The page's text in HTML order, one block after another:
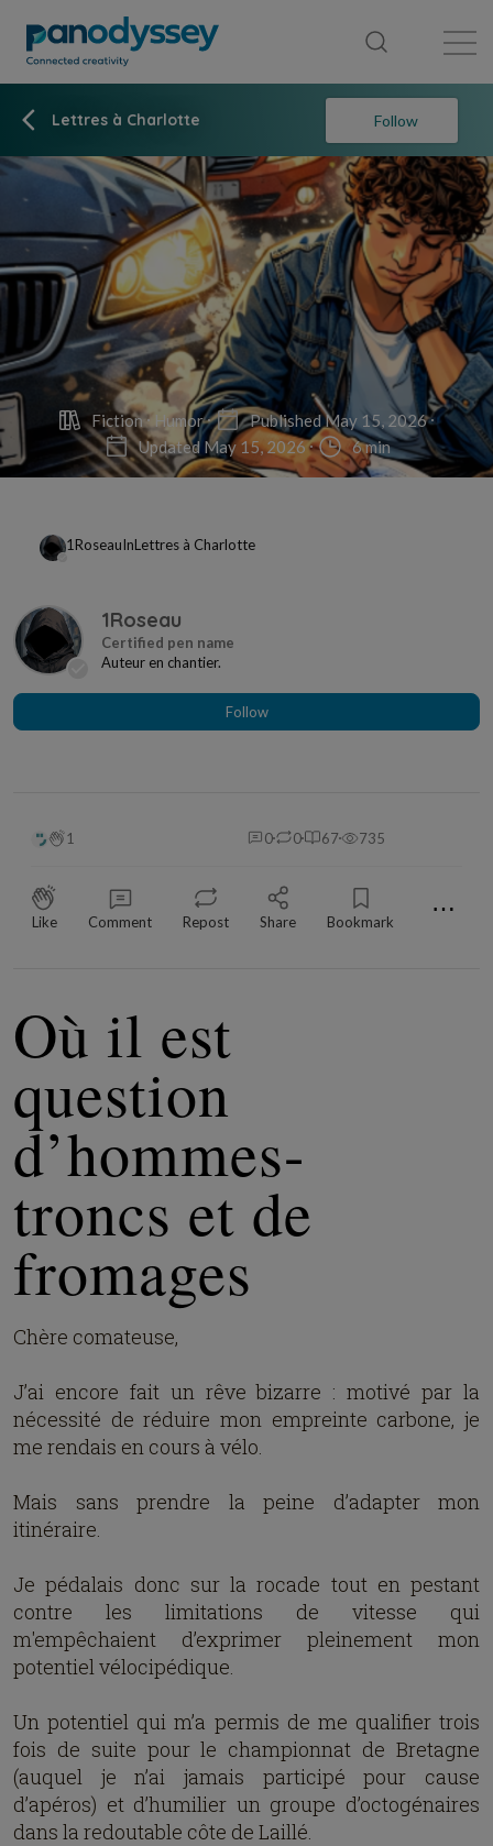
Lettres à Charlotte Follow
Fiction Humor
Published May 15, 2026
Updated May 15, 2026
6 min
1RoseauInLettres à Charlotte
1Roseau
Auteur en chantier.
Follow
1 0 0 67 735
Like Comment Repost Share Bookmark ⋯
Où il est
question
d’hommes-
troncs et de
fromages
Chère comateuse,
J’ai encore fait un rêve bizarre : motivé par la
nécessité de réduire mon empreinte carbone, je
me rendais en cours à vélo.
Mais sans prendre la peine d’adapter mon
itinéraire.
Je pédalais donc sur la rocade tout en pestant
contre les limitations de vitesse qui
m'empêchaient d’exprimer pleinement mon
potentiel vélocipédique.
Un potentiel qui m’a permis de me qualifier trois
fois de suite pour le championnat de Bretagne
(auquel je n’ai jamais participé pour cause
d’apéros) et d’humilier un groupe d’octogénaires
dans la redoutable côte de Laillé.